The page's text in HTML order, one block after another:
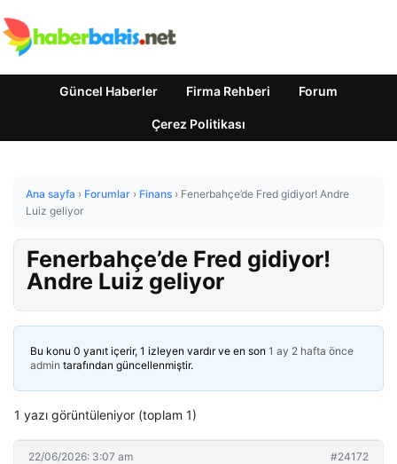
Güncel Haberler Firma Rehberi Forum
Çerez Politikası
Ana sayfa › Forumlar › Finans › Fenerbahçe’de Fred gidiyor! Andre
Luiz geliyor
Fenerbahçe’de Fred gidiyor!
Andre Luiz geliyor
Bu konu 0 yanıt içerir, 1 izleyen vardır ve en son 1 ay 2 hafta önce
admin tarafından güncellenmiştir.
1 yazı görüntüleniyor (toplam 1)
22/06/2026: 3:07 am #24172